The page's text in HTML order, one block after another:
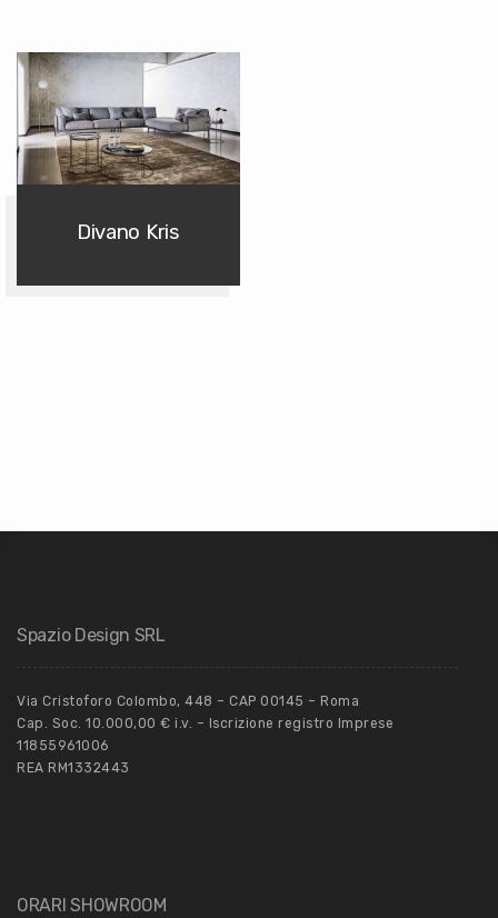
Divano Kris
Spazio Design SRL
Via Cristoforo Colombo, 448 – CAP 00145 – Roma
Cap. Soc. 10.000,00 € i.v. – Iscrizione registro Imprese
11855961006
REA RM1332443
ORARI SHOWROOM